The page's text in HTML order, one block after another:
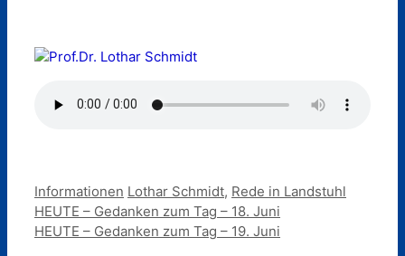
Kategorien
Informationen Schlagwörter
Lothar Schmidt, Rede in Landstuhl
HEUTE – Gedanken zum Tag – 18. Juni
HEUTE – Gedanken zum Tag – 19. Juni